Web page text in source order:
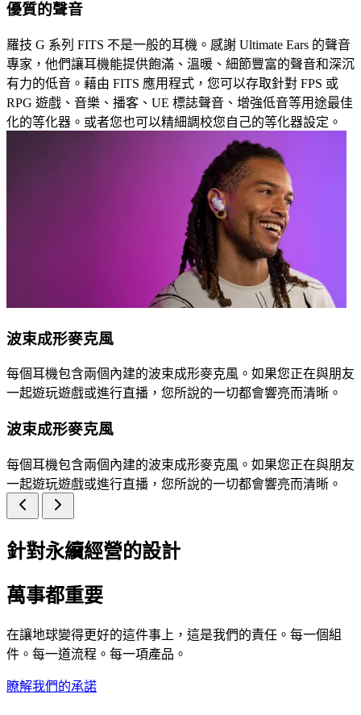
優質的聲音
羅技 G 系列 FITS 不是一般的耳機。感謝 Ultimate Ears 的聲音
專家，他們讓耳機能提供飽滿、溫暖、細節豐富的聲音和深沉
有力的低音。藉由 FITS 應用程式，您可以存取針對 FPS 或
RPG 遊戲、音樂、播客、UE 標誌聲音、增強低音等用途最佳
化的等化器。或者您也可以精細調校您自己的等化器設定。
波束成形麥克風
每個耳機包含兩個內建的波束成形麥克風。如果您正在與朋友
一起遊玩遊戲或進行直播，您所說的一切都會響亮而清晰。
波束成形麥克風
每個耳機包含兩個內建的波束成形麥克風。如果您正在與朋友
一起遊玩遊戲或進行直播，您所說的一切都會響亮而清晰。
針對永續經營的設計
萬事都重要
在讓地球變得更好的這件事上，這是我們的責任。每一個組
件。每一道流程。每一項產品。
瞭解我們的承諾